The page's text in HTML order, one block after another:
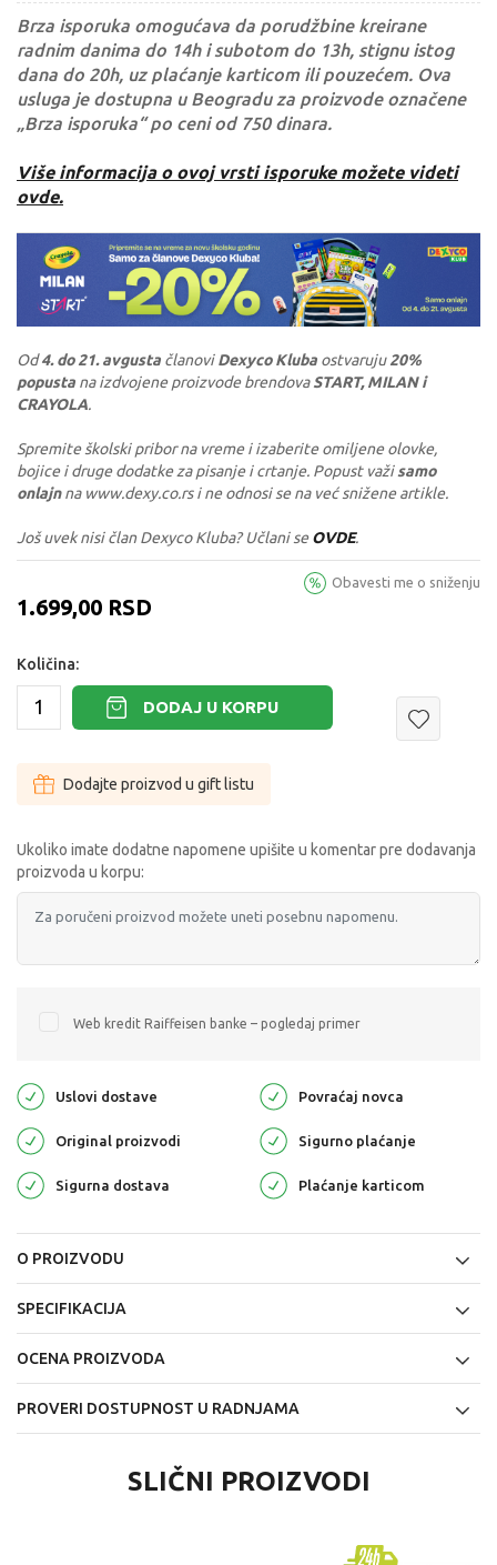
Brza isporuka omogućava da porudžbine kreirane
radnim danima do 14h i subotom do 13h, stignu istog
dana do 20h, uz plaćanje karticom ili pouzećem. Ova
usluga je dostupna u Beogradu za proizvode označene
„Brza isporuka“ po ceni od 750 dinara.
Više informacija o ovoj vrsti isporuke možete videti
ovde.
Od4. do 21. avgusta članoviDexyco Kluba ostvaruju20%
popusta na izdvojene proizvode brendovaSTART, MILAN i
CRAYOLA.
Spremite školski pribor na vreme i izaberite omiljene olovke,
bojice i druge dodatke za pisanje i crtanje. Popust važisamo
onlajnna www.dexy.co.rs i ne odnosi se na već snižene artikle.
Još uvek nisi član Dexyco Kluba? Učlani seOVDE.
1.699,00 RSD
Obavesti me o sniženju
Količina:
DODAJ U KORPU
Dodajte proizvod u gift listu
Ukoliko imate dodatne napomene upišite u komentar pre dodavanja
proizvoda u korpu:
Web kredit Raiffeisen banke – pogledaj primer
Uslovi dostave Povraćaj novca
Original proizvodi Sigurno plaćanje
Sigurna dostava Plaćanje karticom
O PROIZVODU
SPECIFIKACIJA
OCENA PROIZVODA
PROVERI DOSTUPNOST U RADNJAMA
SLIČNI PROIZVODI